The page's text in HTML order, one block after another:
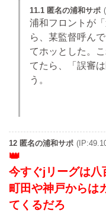
11.1 匿名の浦和サポ
浦和フロントが
ら、某監督呼ん
てホッとした。
てたら、「誤審
う。
12 匿名の浦和サポ
今すぐjリーグは八
町田や神戸からは
てくるだろ